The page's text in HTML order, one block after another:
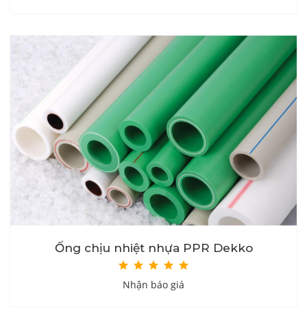
Ống chịu nhiệt nhựa PPR Dekko
Nhận báo giá